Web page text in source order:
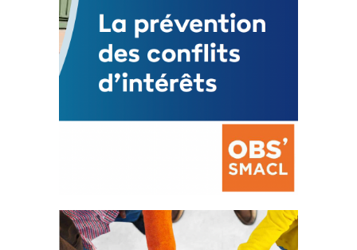
La prévention des conflits
d’intérêts